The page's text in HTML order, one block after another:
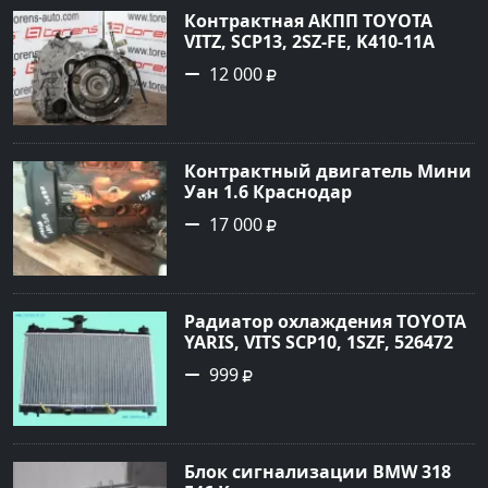
Контрактная АКПП TOYOTA
VITZ, SCP13, 2SZ-FE, K410-11A
Ростов
12 000
Контрактный двигатель Мини
Уан 1.6 Краснодар
17 000
Радиатор охлаждения TOYOTA
YARIS, VITS SCP10, 1SZF, 5264720
Краснодар
999
Блок сигнализации BMW 318